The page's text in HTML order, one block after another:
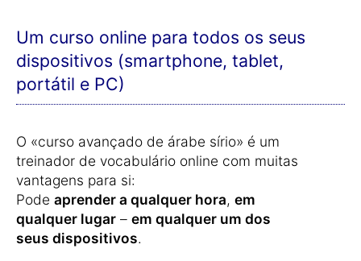
Um curso online para todos os seus
dispositivos (smartphone, tablet,
portátil e PC)
O «curso avançado de árabe sírio» é um
treinador de vocabulário online com muitas
vantagens para si:
Pode aprender a qualquer hora, em
qualquer lugar – em qualquer um dos
seus dispositivos.